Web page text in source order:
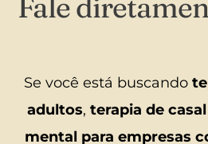
Fale
Se você está buscando
adultos, terapia de
mental para empresas